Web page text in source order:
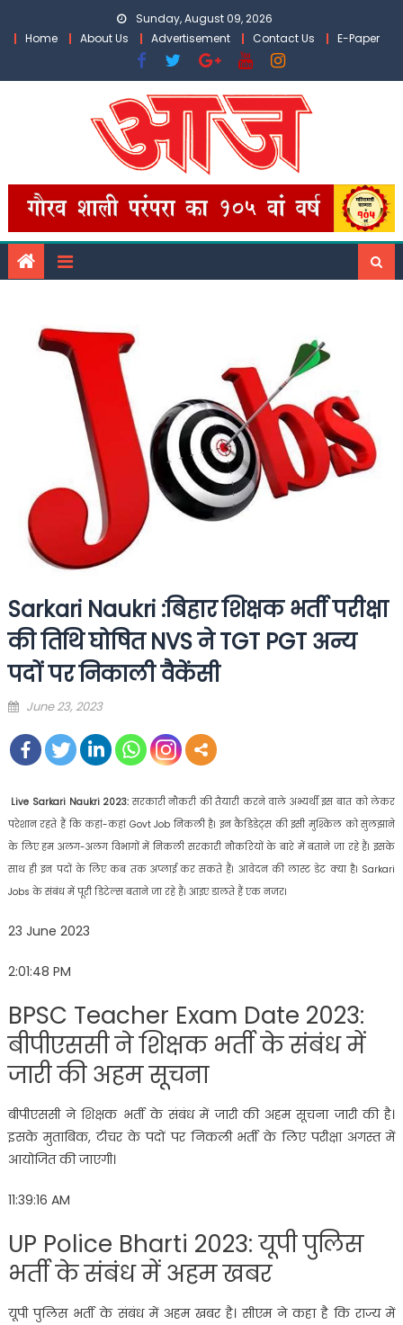
Sunday, August 09, 2026
Home
About Us Advertisement Contact Us E-Paper
Sarkari Naukri :बिहार शिक्षक भर्ती परीक्षा
की तिथि घोषित NVS ने TGT PGT अन्य
पदों पर निकाली वैकेंसी
Posted
June 23, 2023
Live Sarkari Naukri 2023:सरकारी नौकरी की तैयारी करने वाले अभ्यर्थी इस बात को लेकर
परेशान रहते हैं कि कहां-कहां Govt Job निकली है। इन कैंडिडेट्स की इसी मुश्किल को सुलझाने
के लिए हम अलग-अलग विभागों में निकली सरकारी नौकरियों के बारे में बताने जा रहे हैं। इसके
साथ ही इन पदों के लिए कब तक अप्लाई कर सकते हैं। आवेदन की लास्ट डेट क्या है। Sarkari
Jobs के संबंध में पूरी डिटेल्स बताने जा रहे हैं। आइए डालते हैं एक नजर।
23 June 2023
2:01:48 PM
BPSC Teacher Exam Date 2023:
बीपीएससी ने शिक्षक भर्ती के संबंध में
जारी की अहम सूचना
बीपीएससी ने शिक्षक भर्ती के संबंध में जारी की अहम सूचना जारी की है।
इसके मुताबिक, टीचर के पदों पर निकली भर्ती के लिए परीक्षा अगस्त में
आयोजित की जाएगी।
11:39:16 AM
UP Police Bharti 2023: यूपी पुलिस
भर्ती के संबंध में अहम खबर
यूपी पुलिस भर्ती के संबंध में अहम खबर है। सीएम ने कहा है कि राज्य में